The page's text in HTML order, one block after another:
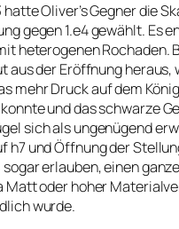
Oliver’s Gegner die
gegen 1.e4 gewählt. Es
heterogenen Rochaden.
aus der Eröffnung heraus,
mehr Druck auf dem
und das schwarze
sich als ungenügend
h7 und Öffnung der
erlauben, einen
Matt oder hoher
wurde.